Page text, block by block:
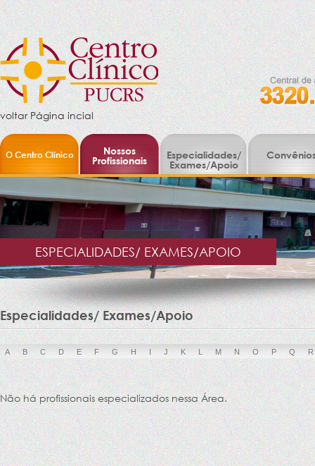
voltar Página incial
O Centro Clínico
Nossos
Profissionais
Especialidades/
Exames/Apoio
ESPECIALIDADES/ EXAMES/APOIO
Especialidades/ Exames/Apoio
A B C D E F G H I J K L M N O P Q R
Não há profissionais especializados nessa Área.